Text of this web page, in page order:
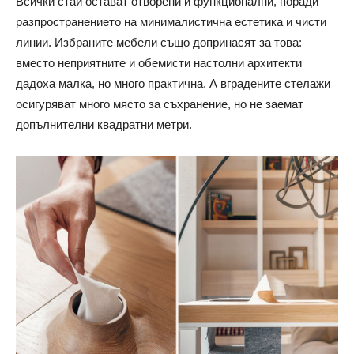
разпространението на минималистична естетика и чисти
линии. Избраните мебели също допринасят за това:
вместо неприятните и обемисти настолни архитекти
дадоха малка, но много практична. А вградените стелажи
осигуряват много място за съхранение, но не заемат
допълнителни квадратни метри.